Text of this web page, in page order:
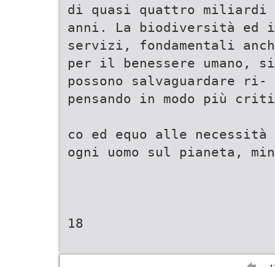
di quasi quattro miliardi
anni. La biodiversità ed
servizi, fondamentali
per il benessere umano, si
possono salvaguardare ri-
pensando in modo più
co ed equo alle necessità
ogni uomo sul pianeta,
18